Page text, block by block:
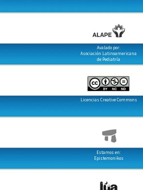
Avalado por:
Asociación Latinoamericana
de Pediatría
Licencias Creative Commons
Estamos en:
Epistemonikos